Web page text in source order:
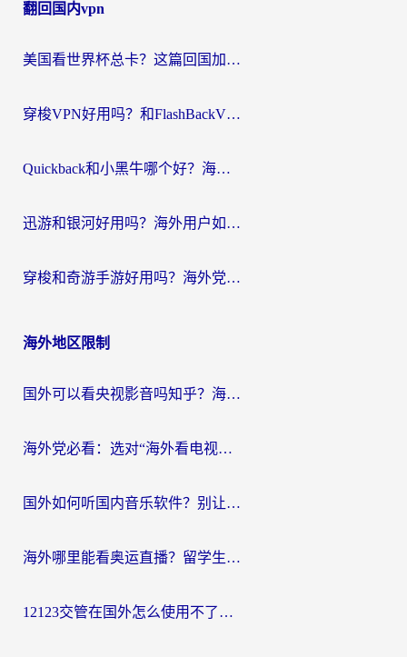
导
翻回国内vpn
美国看世界杯总卡？这篇回国加速器指南帮你无缝刷国内资源（附苹果手机VPN设置步骤）
穿梭VPN好用吗？和FlashBackVPN对比哪个回国效果更好？
Quickback和小黑牛哪个好？海外党亲测指南，选对回国加速器秒回国内
迅游和银河好用吗？海外用户如何选择回国加速器实现无缝访问国内资源
穿梭和奇游手游好用吗？海外党亲测3款回国加速器，附蜜蜂加速器七天试用攻略
海外地区限制
国外可以看央视影音吗知乎？海外党亲测有效的回国加速方案
海外党必看：选对“海外看电视剧软件”，再也不用愁国内剧刷不了
国外如何听国内音乐软件？别让地域限制，断了你的中文歌单
海外哪里能看奥运直播？留学生&海外华人必看的体育赛事观赛终极指南
12123交管在国外怎么使用不了？海外华人必看的无缝访问国内资源指南